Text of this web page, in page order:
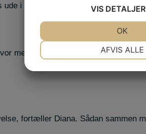
i virksomhederne, end bare de
meget det betød for min
fortæller Diana. Sådan sammen
VIS DETALJER
AFVIS ALLE
OK